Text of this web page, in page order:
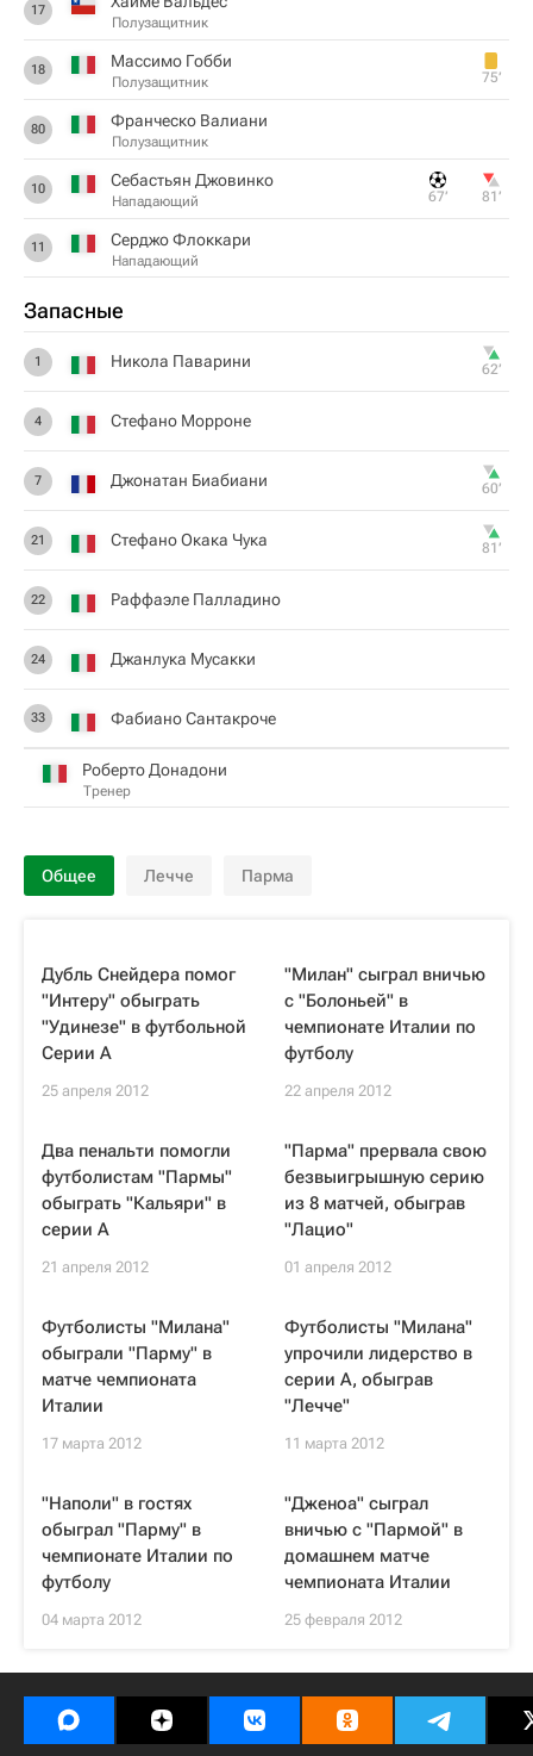
17
Полузащитник
18 Массимо Гобби
Полузащитник 75‎’‎
80 Франческо Валиани
Полузащитник
10 Себастьян Джовинко
Нападающий 67‎’‎ 81‎’‎
11 Серджо Флоккари
Нападающий
Запасные
1 Никола Паварини 62‎’‎
4 Стефано Морроне
7 Джонатан Биабиани 60‎’‎
21 Стефано Окака Чука 81‎’‎
22 Раффаэле Палладино
24 Джанлука Мусакки
33 Фабиано Сантакроче
Роберто Донадони
Тренер
Общее Лечче Парма
Дубль Снейдера помог
"Интеру" обыграть
"Удинезе" в футбольной
Серии А
25 апреля 2012
"Милан" сыграл вничью
с "Болоньей" в
чемпионате Италии по
футболу
22 апреля 2012
Два пенальти помогли
футболистам "Пармы"
обыграть "Кальяри" в
серии А
21 апреля 2012
"Парма" прервала свою
безвыигрышную серию
из 8 матчей, обыграв
"Лацио"
01 апреля 2012
Футболисты "Милана"
обыграли "Парму" в
матче чемпионата
Италии
17 марта 2012
Футболисты "Милана"
упрочили лидерство в
серии A, обыграв
"Лечче"
11 марта 2012
"Наполи" в гостях
обыграл "Парму" в
чемпионате Италии по
футболу
04 марта 2012
"Дженоа" сыграл
вничью с "Пармой" в
домашнем матче
чемпионата Италии
25 февраля 2012